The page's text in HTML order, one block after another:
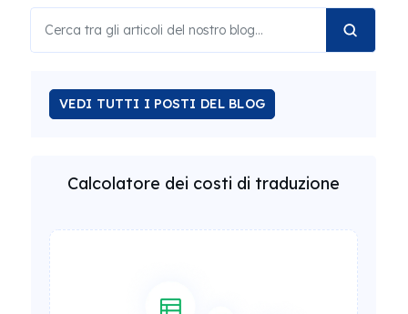
VEDI TUTTI I POSTI DEL BLOG
Calcolatore dei costi di traduzione